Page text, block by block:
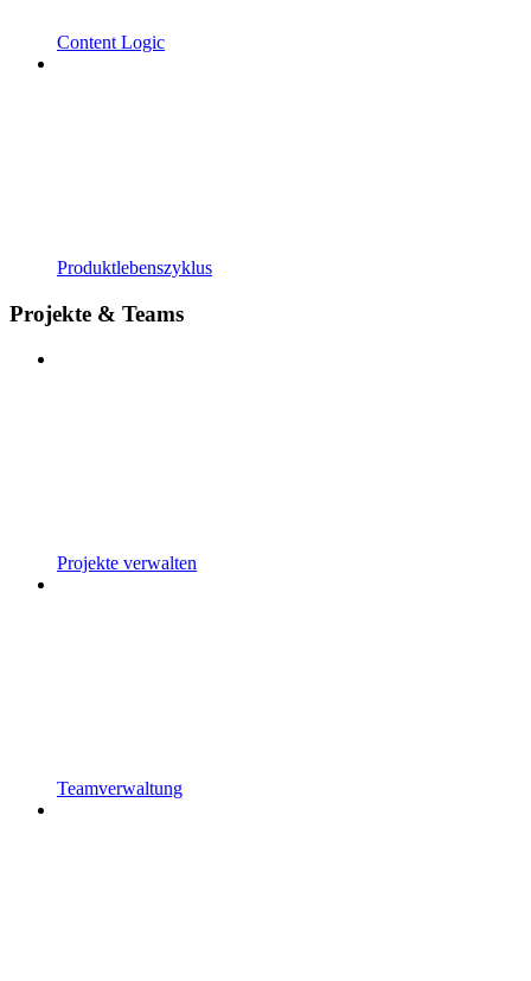
Content Logic
Produktlebenszyklus
Projekte & Teams
Projekte verwalten
Teamverwaltung